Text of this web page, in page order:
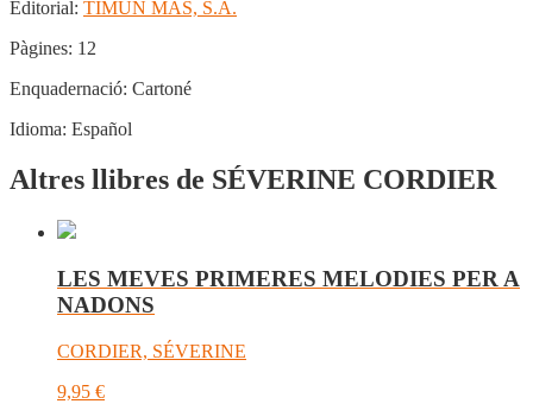
Editorial: TIMUN MAS, S.A.
Pàgines: 12
Enquadernació: Cartoné
Idioma: Español
Altres llibres de SÉVERINE CORDIER
LES MEVES PRIMERES MELODIES PER A
NADONS
CORDIER, SÉVERINE
9,95 €